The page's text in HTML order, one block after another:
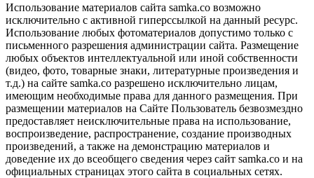
Использование материалов сайта samka.co возможно
исключительно с активной гиперссылкой на данный ресурс.
Использование любых фотоматериалов допустимо только с
письменного разрешения администрации сайта. Размещение
любых объектов интеллектуальной или иной собственности
(видео, фото, товарные знаки, литературные произведения и
т.д.) на сайте samka.co разрешено исключительно лицам,
имеющим необходимые права для данного размещения. При
размещении материалов на Сайте Пользователь безвозмездно
предоставляет неисключительные права на использование,
воспроизведение, распространение, создание производных
произведений, а также на демонстрацию материалов и
доведение их до всеобщего сведения через сайт samka.co и на
официальных страницах этого сайта в социальных сетях.